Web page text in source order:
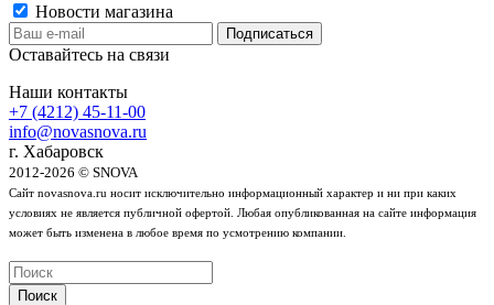
Новости магазина
Оставайтесь на связи
Наши контакты
+7 (4212) 45-11-00
info@novasnova.ru
г. Хабаровск
2012-2026 © SNOVA
Сайт novasnova.ru носит исключительно информационный характер и ни при каких
условиях не является публичной офертой. Любая опубликованная на сайте информация
может быть изменена в любое время по усмотрению компании.
Поиск